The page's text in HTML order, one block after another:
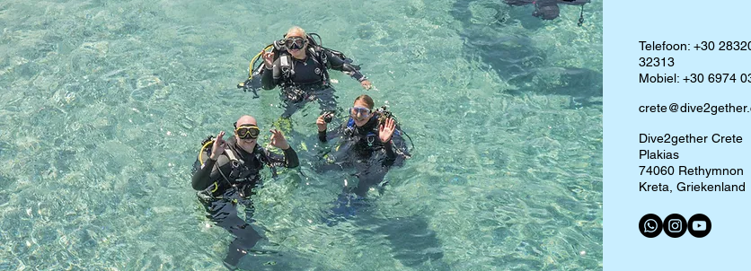
Telefoon: +30
32313
Mobiel: +30 6974
Dive2gether Crete
Plakias
74060 Rethymnon
Kreta, Griekenland